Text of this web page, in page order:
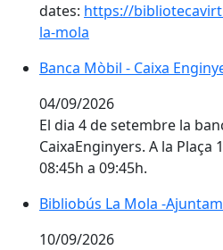
dates: https://
la-mola
Banca Mòbil - Caixa
Banca Mòbil - Caixa
04/09/2026
El dia 4 de setembre la
CaixaEnginyers. A la Plaça
08:45h a 09:45h.
Bibliobús La Mola -
Bibliobús La Mola -
10/09/2026